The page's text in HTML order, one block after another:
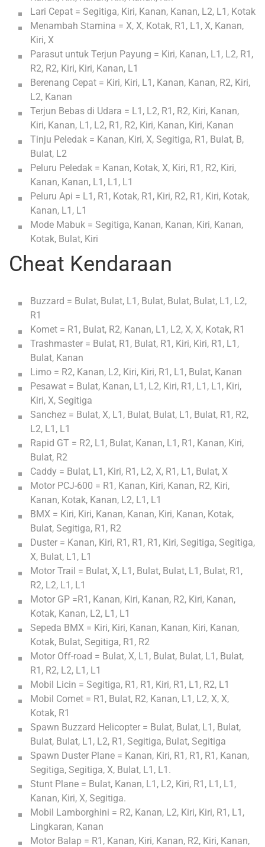
Lari Cepat = Segitiga, Kiri, Kanan, Kanan, L2, L1, Kotak
Menambah Stamina = X, X, Kotak, R1, L1, X, Kanan,
Kiri, X
Parasut untuk Terjun Payung = Kiri, Kanan, L1, L2, R1,
R2, R2, Kiri, Kiri, Kanan, L1
Berenang Cepat = Kiri, Kiri, L1, Kanan, Kanan, R2, Kiri,
L2, Kanan
Terjun Bebas di Udara = L1, L2, R1, R2, Kiri, Kanan,
Kiri, Kanan, L1, L2, R1, R2, Kiri, Kanan, Kiri, Kanan
Tinju Peledak = Kanan, Kiri, X, Segitiga, R1, Bulat, B,
Bulat, L2
Peluru Peledak = Kanan, Kotak, X, Kiri, R1, R2, Kiri,
Kanan, Kanan, L1, L1, L1
Peluru Api = L1, R1, Kotak, R1, Kiri, R2, R1, Kiri, Kotak,
Kanan, L1, L1
Mode Mabuk = Segitiga, Kanan, Kanan, Kiri, Kanan,
Kotak, Bulat, Kiri
Cheat Kendaraan
Buzzard = Bulat, Bulat, L1, Bulat, Bulat, Bulat, L1, L2,
R1
Komet = R1, Bulat, R2, Kanan, L1, L2, X, X, Kotak, R1
Trashmaster = Bulat, R1, Bulat, R1, Kiri, Kiri, R1, L1,
Bulat, Kanan
Limo = R2, Kanan, L2, Kiri, Kiri, R1, L1, Bulat, Kanan
Pesawat = Bulat, Kanan, L1, L2, Kiri, R1, L1, L1, Kiri,
Kiri, X, Segitiga
Sanchez = Bulat, X, L1, Bulat, Bulat, L1, Bulat, R1, R2,
L2, L1, L1
Rapid GT = R2, L1, Bulat, Kanan, L1, R1, Kanan, Kiri,
Bulat, R2
Caddy = Bulat, L1, Kiri, R1, L2, X, R1, L1, Bulat, X
Motor PCJ-600 = R1, Kanan, Kiri, Kanan, R2, Kiri,
Kanan, Kotak, Kanan, L2, L1, L1
BMX = Kiri, Kiri, Kanan, Kanan, Kiri, Kanan, Kotak,
Bulat, Segitiga, R1, R2
Duster = Kanan, Kiri, R1, R1, R1, Kiri, Segitiga, Segitiga,
X, Bulat, L1, L1
Motor Trail = Bulat, X, L1, Bulat, Bulat, L1, Bulat, R1,
R2, L2, L1, L1
Motor GP =R1, Kanan, Kiri, Kanan, R2, Kiri, Kanan,
Kotak, Kanan, L2, L1, L1
Sepeda BMX = Kiri, Kiri, Kanan, Kanan, Kiri, Kanan,
Kotak, Bulat, Segitiga, R1, R2
Motor Off-road = Bulat, X, L1, Bulat, Bulat, L1, Bulat,
R1, R2, L2, L1, L1
Mobil Licin = Segitiga, R1, R1, Kiri, R1, L1, R2, L1
Mobil Comet = R1, Bulat, R2, Kanan, L1, L2, X, X,
Kotak, R1
Spawn Buzzard Helicopter = Bulat, Bulat, L1, Bulat,
Bulat, Bulat, L1, L2, R1, Segitiga, Bulat, Segitiga
Spawn Duster Plane = Kanan, Kiri, R1, R1, R1, Kanan,
Segitiga, Segitiga, X, Bulat, L1, L1.
Stunt Plane = Bulat, Kanan, L1, L2, Kiri, R1, L1, L1,
Kanan, Kiri, X, Segitiga.
Mobil Lamborghini = R2, Kanan, L2, Kiri, Kiri, R1, L1,
Lingkaran, Kanan
Motor Balap = R1, Kanan, Kiri, Kanan, R2, Kiri, Kanan,